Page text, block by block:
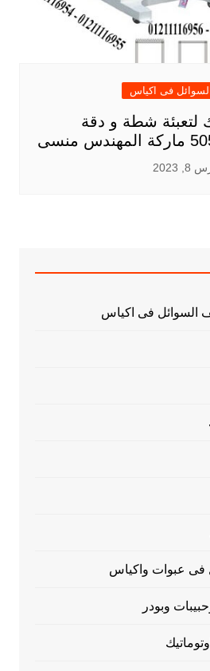
لتعبئة شطة و دقة
2023
فى عبوات واكياس
وبودر